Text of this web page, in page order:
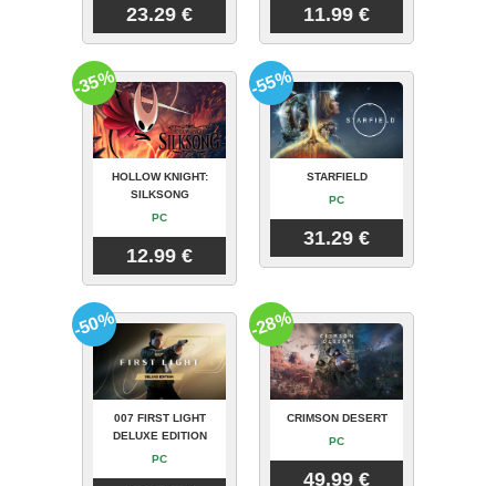
23.29 € 11.99 €
HOLLOW KNIGHT:
SILKSONG
PC
12.99 €
-35%
STARFIELD
PC
31.29 €
-55%
007 FIRST LIGHT
DELUXE EDITION
PC
-50%
CRIMSON DESERT
PC
49.99 €
-28%